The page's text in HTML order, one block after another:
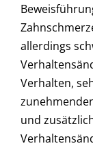
allerdings
Verhalten,
und